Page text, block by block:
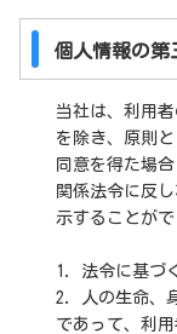
個人情報の第
当社は、利用
を除き、原則
同意を得た場
関係法令に反
示することがで
1. 法令に基づ
2. 人の生命、
であって、利